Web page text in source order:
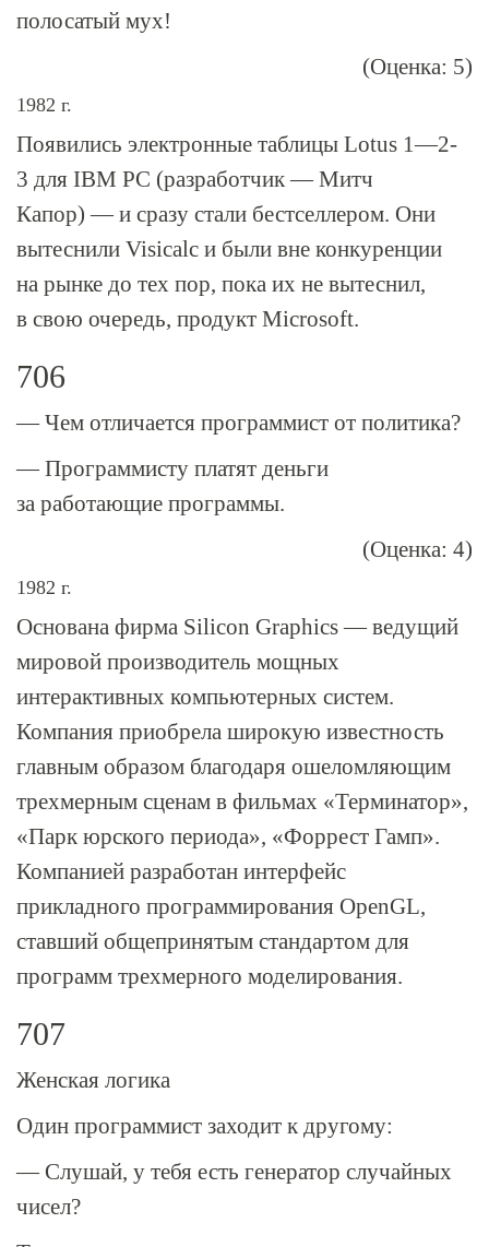
полосатый мух!
(Оценка: 5)
1982 г.
Появились электронные таблицы Lotus 1—2-
3 для IBM PC (разработчик — Митч
Капор) — и сразу стали бестселлером. Они
вытеснили Visicalc и были вне конкуренции
на рынке до тех пор, пока их не вытеснил,
в свою очередь, продукт Microsoft.
706
— Чем отличается программист от политика?
— Программисту платят деньги
за работающие программы.
(Оценка: 4)
1982 г.
Основана фирма Silicon Graphics — ведущий
мировой производитель мощных
интерактивных компьютерных систем.
Компания приобрела широкую известность
главным образом благодаря ошеломляющим
трехмерным сценам в фильмах «Терминатор»,
«Парк юрского периода», «Форрест Гамп».
Компанией разработан интерфейс
прикладного программирования OpenGL,
ставший общепринятым стандартом для
программ трехмерного моделирования.
707
Женская логика
Один программист заходит к другому:
— Слушай, у тебя есть генератор случайных
чисел?